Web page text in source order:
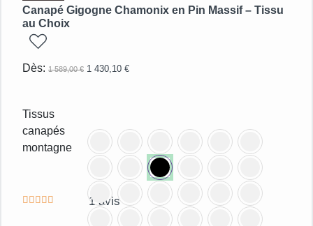
Canapé Gigogne Chamonix en Pin Massif – Tissu
au Choix
ajouter
Dès: 1 589,00€ 1 430,10 €
Tissus
canapés
montagne
1avis